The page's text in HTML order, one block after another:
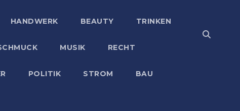
HANDWERK BEAUTY TRINKEN
MUSIK RECHT
POLITIK STROM BAU